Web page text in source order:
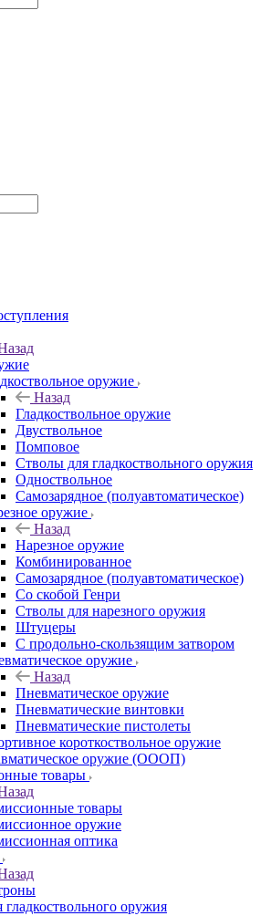
оружие
Назад
Гладкоствольное оружие
Двуствольное
Помповое
Стволы для гладкоствольного оружия
Одноствольное
Самозарядное (полуавтоматическое)
оружие
Назад
Нарезное оружие
Комбинированное
Самозарядное (полуавтоматическое)
Со скобой Генри
Стволы для нарезного оружия
Штуцеры
С продольно-скользящим затвором
оружие
Назад
Пневматическое оружие
Пневматические винтовки
Пневматические пистолеты
короткоствольное оружие
оружие (ОООП)
товары
товары
оружие
оптика
гладкоствольного оружия